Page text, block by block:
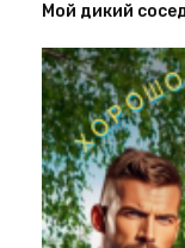
Мой дикий